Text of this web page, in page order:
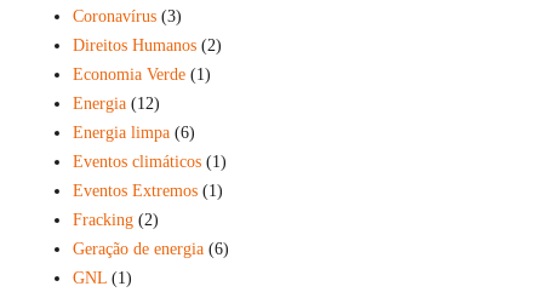
Coronavírus (3)
Direitos Humanos (2)
Economia Verde (1)
Energia (12)
Energia limpa (6)
Eventos climáticos (1)
Eventos Extremos (1)
Fracking (2)
Geração de energia (6)
GNL (1)